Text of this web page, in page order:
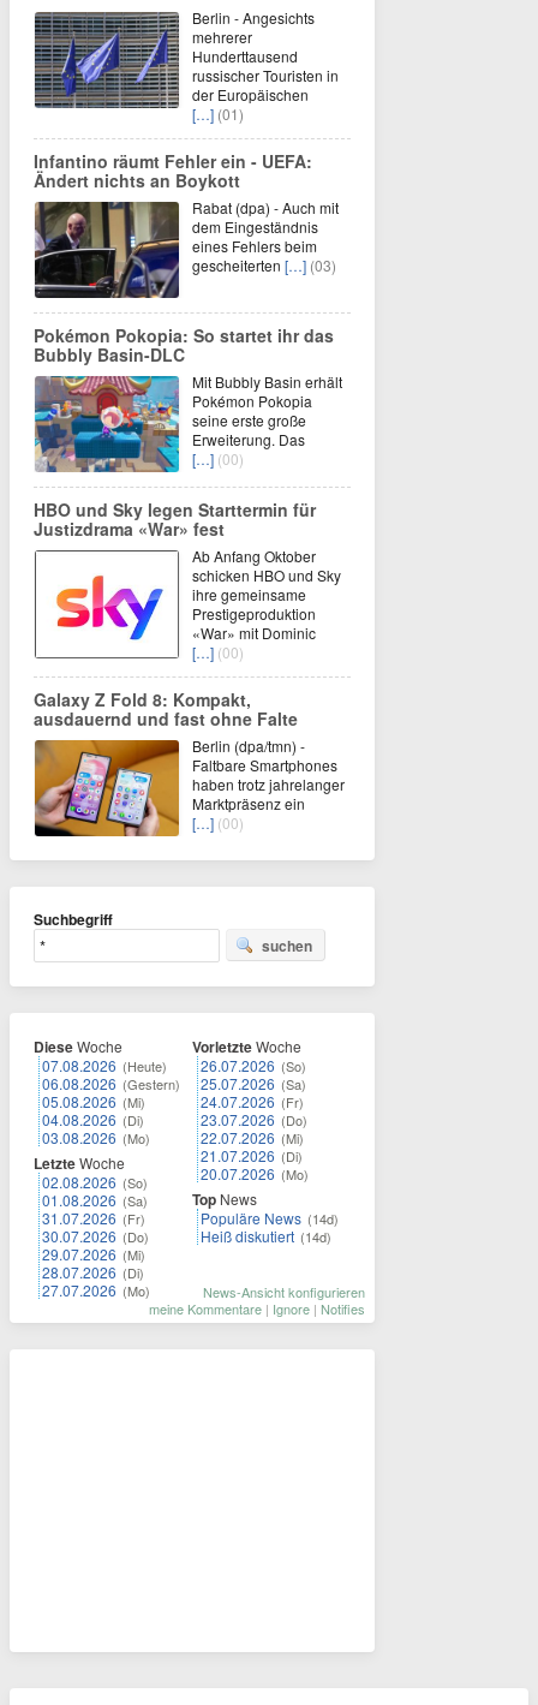
Berlin - Angesichts
mehrerer
Hunderttausend
russischer Touristen in
der Europäischen
[…] (01)
Infantino räumt Fehler ein - UEFA:
Ändert nichts an Boykott
Rabat (dpa) - Auch mit
dem Eingeständnis
eines Fehlers beim
gescheiterten […] (03)
Pokémon Pokopia: So startet ihr das
Bubbly Basin-DLC
Mit Bubbly Basin erhält
Pokémon Pokopia
seine erste große
Erweiterung. Das
[…] (00)
HBO und Sky legen Starttermin für
Justizdrama «War» fest
Ab Anfang Oktober
schicken HBO und Sky
ihre gemeinsame
Prestigeproduktion
«War» mit Dominic
[…] (00)
Galaxy Z Fold 8: Kompakt,
ausdauernd und fast ohne Falte
Berlin (dpa/tmn) -
Faltbare Smartphones
haben trotz jahrelanger
Marktpräsenz ein
[…] (00)
Suchbegriff
suchen
DieseWoche
07.08.2026 (Heute)
06.08.2026 (Gestern)
05.08.2026 (Mi)
04.08.2026 (Di)
03.08.2026 (Mo)
LetzteWoche
02.08.2026 (So)
01.08.2026 (Sa)
31.07.2026 (Fr)
30.07.2026 (Do)
29.07.2026 (Mi)
28.07.2026 (Di)
27.07.2026 (Mo)
VorletzteWoche
26.07.2026 (So)
25.07.2026 (Sa)
24.07.2026 (Fr)
23.07.2026 (Do)
22.07.2026 (Mi)
21.07.2026 (Di)
20.07.2026 (Mo)
Top News
Populäre News (14d)
Heiß diskutiert (14d)
News-Ansicht konfigurieren
meine Kommentare | Ignore | Notifies